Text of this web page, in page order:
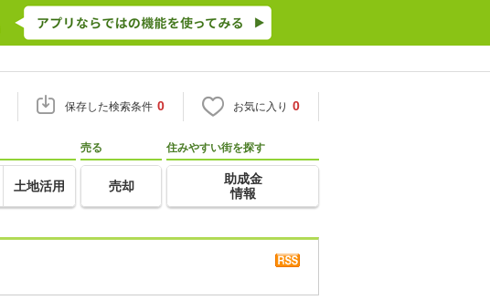
保存した検索条件 0 お気に入り 0
土地活用
売る
売却
住みやすい街を探す
助成金
情報